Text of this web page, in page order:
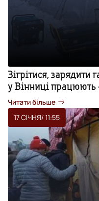
Зігрітися, зарядити
у Вінниці працюють
Читати більше
17 СІЧНЯ/ 11:55